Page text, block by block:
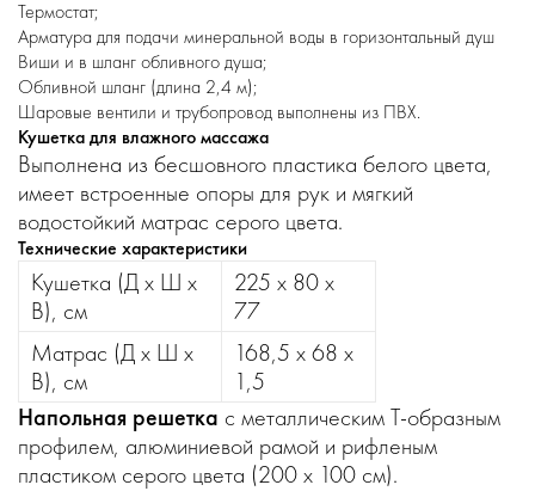
Термостат;
Арматура для подачи минеральной воды в горизонтальный душ
Виши и в шланг обливного душа;
Обливной шланг (длина 2,4 м);
Шаровые вентили и трубопровод выполнены из ПВХ.
Кушетка для влажного массажа
Выполнена из бесшовного пластика белого цвета,
имеет встроенные опоры для рук и мягкий
водостойкий матрас серого цвета.
Технические характеристики
Кушетка (Д х Ш х
В), см
225 х 80 х
77
Матрас (Д х Ш х
В), см
168,5 х 68 х
1,5
Напольная решетка с металлическим Т-образным
профилем, алюминиевой рамой и рифленым
пластиком серого цвета (200 х 100 см).